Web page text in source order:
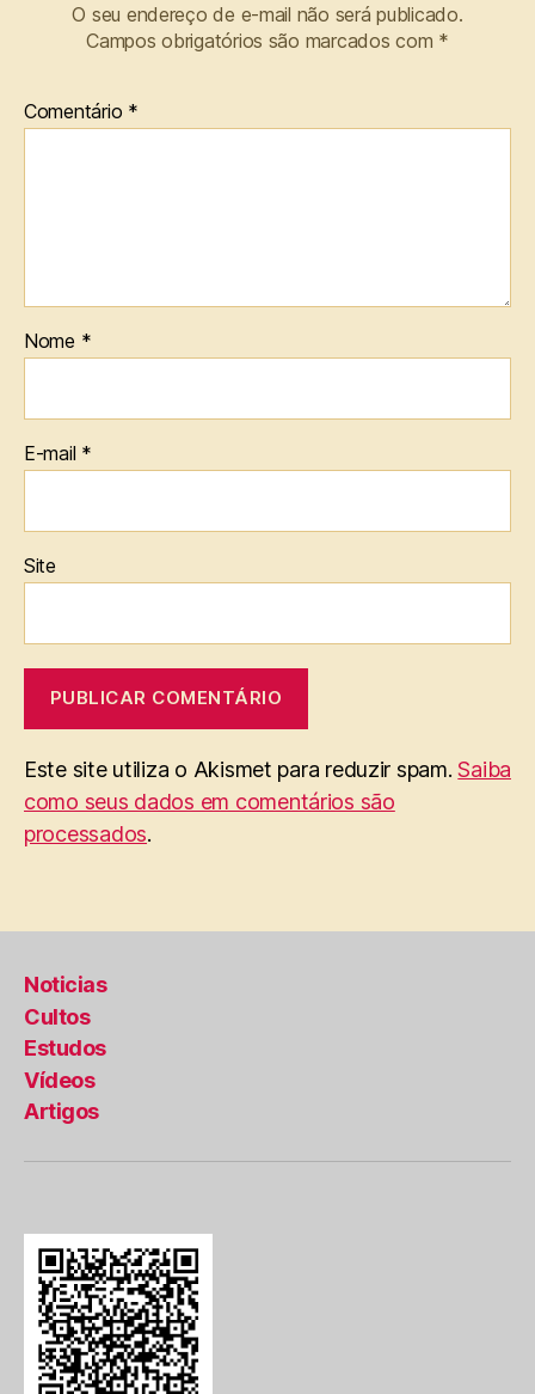
O seu endereço de e-mail não será publicado.
Campos obrigatórios são marcados com *
Comentário *
Nome *
E-mail *
Site
Este site utiliza o Akismet para reduzir spam.Saiba
como seus dados em comentários são
processados.
Noticias
Cultos
Estudos
Vídeos
Artigos